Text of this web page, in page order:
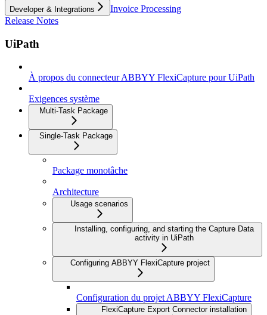
Developer & Integrations
Invoice Processing
Release Notes
UiPath
À propos du connecteur ABBYY FlexiCapture pour UiPath
Exigences système
Multi-Task Package
Single-Task Package
Package monotâche
Architecture
Usage scenarios
Installing, configuring, and starting the Capture Data
activity in UiPath
Configuring ABBYY FlexiCapture project
Configuration du projet ABBYY FlexiCapture
FlexiCapture Export Connector installation